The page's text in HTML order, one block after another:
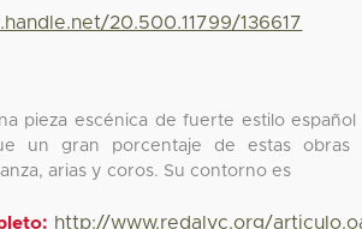
20.500.11799/136617
pieza escénica de fuerte estilo
un gran porcentaje de estas obras
arias y coros. Su contorno es
http://www.redalyc.org/